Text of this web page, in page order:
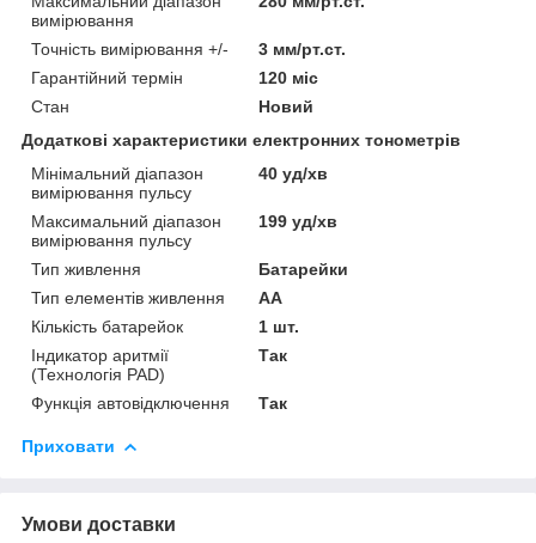
вимірювання
Точність вимірювання +/-
3 мм/рт.ст.
Гарантійний термін
120 міс
Стан
Новий
Додаткові характеристики електронних тонометрів
Мінімальний діапазон
вимірювання пульсу
40 уд/хв
Максимальний діапазон
вимірювання пульсу
199 уд/хв
Тип живлення
Батарейки
Тип елементів живлення
AA
Кількість батарейок
1 шт.
Індикатор аритмії
(Технологія PAD)
Так
Функція автовідключення Так
Приховати
Умови доставки